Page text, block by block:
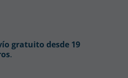
gratuito desde 19
.